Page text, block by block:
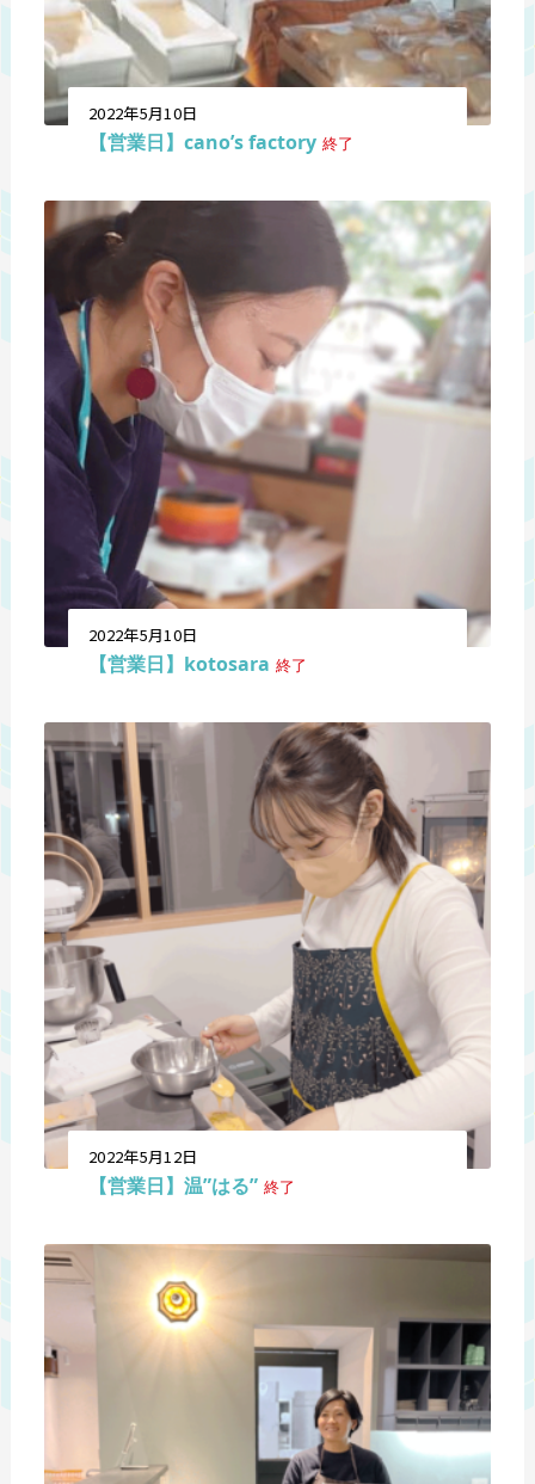
2022年5月10日
【営業日】cano’s factory 終了
2022年5月10日
【営業日】kotosara 終了
2022年5月12日
【営業日】温”はる” 終了